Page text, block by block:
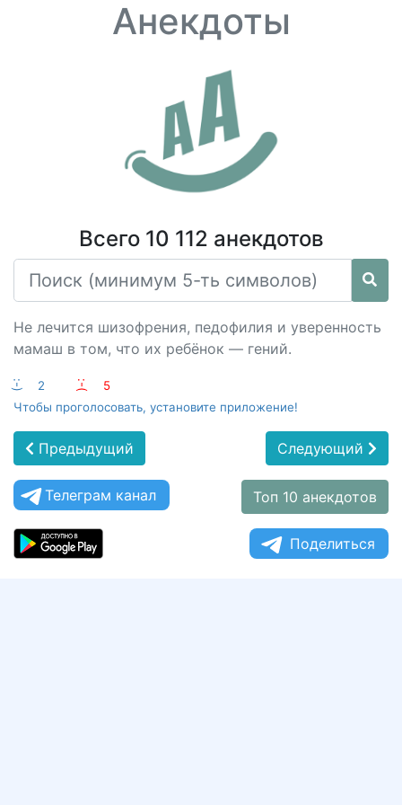
Анекдоты
Всего 10 112 анекдотов
Не лечится шизофрения, педофилия и уверенность
мамаш в том, что их ребёнок — гений.
:-) 2 :-(
5
Чтобы проголосовать, установите приложение!
Предыдущий Следующий
Телеграм канал Топ 10 анекдотов
Поделиться